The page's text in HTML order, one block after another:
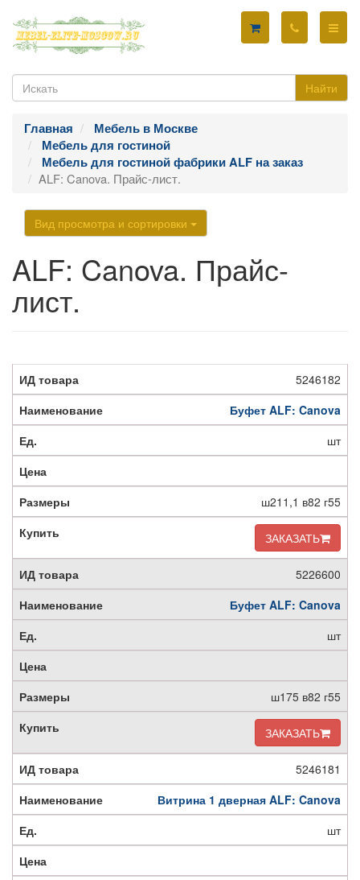
Найти
Главная
Мебель в Москве
Мебель для гостиной
Мебель для гостиной фабрики ALF на заказ
ALF: Canova. Прайс-лист.
Вид просмотра и сортировки
ALF: Canova. Прайс-
лист.
5246182
Буфет ALF: Canova
шт
ш211,1 в82 г55
ЗАКАЗАТЬ
5226600
Буфет ALF: Canova
шт
ш175 в82 г55
ЗАКАЗАТЬ
5246181
Витрина 1 дверная ALF: Canova
шт